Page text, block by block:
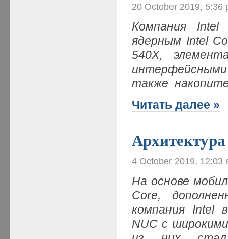
20 October 2019, 5:36
Компания
ядерным Intel
540X,
также
Читать далее »
4 October 2019, 12:03
На основе
Core,
компания Intel
NUC с